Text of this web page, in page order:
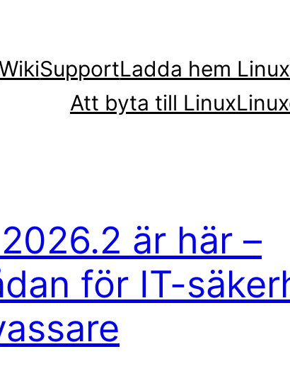
SupportLadda hem Linux
Att byta till Linux
är här –
för IT-